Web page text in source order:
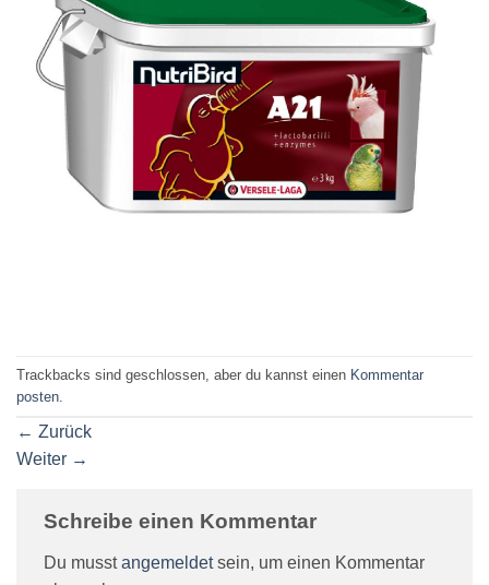
Trackbacks sind geschlossen, aber du kannst einen Kommentar
posten
← Zurück
Weiter →
Schreibe einen Kommentar
Du musstangemeldetsein, um einen Kommentar